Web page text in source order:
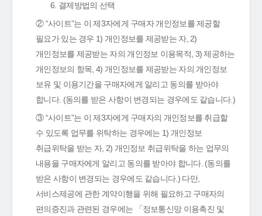
6. 결제방법의 선택
② “사이트”는 이 제3자에게 구매자 개인정보를 제공할
필요가 있는 경우 1) 개인정보를 제공받는 자, 2)
개인정보를 제공받는 자의 개인정보 이용목적, 3) 제공하는
개인정보의 항목, 4) 개인정보를 제공받는 자의 개인정보
보유 및 이용기간을 구매자에게 알리고 동의를 받아야
합니다. (동의를 받은 사항이 변경되는 경우에도 같습니다.)
③ “사이트”는 이 제3자에게 구매자의 개인정보를 취급할
수 있도록 업무를 위탁하는 경우에는 1) 개인정보
취급위탁을 받는 자, 2) 개인정보 취급위탁을 하는 업무의
내용을 구매자에게 알리고 동의를 받아야 합니다. (동의를
받은 사항이 변경되는 경우에도 같습니다.) 다만,
서비스제공에 관한 계약이행을 위해 필요하고 구매자의
편의증진과 관련된 경우에는 「정보통신망 이용촉진 및